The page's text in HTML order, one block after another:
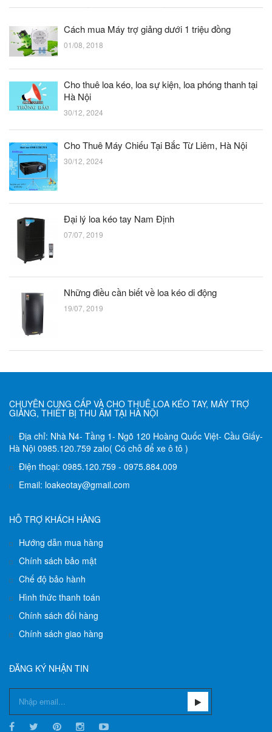
Cách mua Máy trợ giảng dưới 1 triệu đồng
01/08, 2018
Cho thuê loa kéo, loa sự kiện, loa phóng thanh tại
Hà Nội
30/12, 2024
Cho Thuê Máy Chiếu Tại Bắc Từ Liêm, Hà Nội
30/12, 2024
Đại lý loa kéo tay Nam Định
07/07, 2019
Những điều cần biết về loa kéo di động
19/07, 2019
CHUYÊN CUNG CẤP VÀ CHO THUÊ LOA KÉO TAY, MÁY TRỢ
GIẢNG, THIẾT BỊ THU ÂM TẠI HÀ NỘI
Địa chỉ: Nhà N4- Tầng 1- Ngõ 120 Hoàng Quốc Việt- Cầu Giấy-
Hà Nội 0985.120.759 zalo( Có chỗ để xe ô tô )
Điện thoại: 0985.120.759 - 0975.884.009
Email: loakeotay@gmail.com
HỖ TRỢ KHÁCH HÀNG
Hướng dẫn mua hàng
Chính sách bảo mật
Chế độ bảo hành
Hình thức thanh toán
Chính sách đổi hàng
Chính sách giao hàng
ĐĂNG KÝ NHẬN TIN